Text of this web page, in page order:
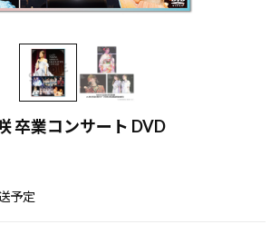
卒業コンサート DVD
予定